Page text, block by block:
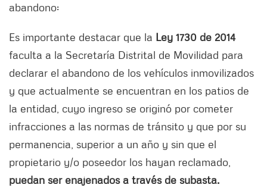
abandono:
Es importante destacar que la Ley 1730 de 2014
faculta a la Secretaría Distrital de Movilidad para
declarar el abandono de los vehículos inmovilizados
y que actualmente se encuentran en los patios de
la entidad, cuyo ingreso se originó por cometer
infracciones a las normas de tránsito y que por su
permanencia, superior a un año y sin que el
propietario y/o poseedor los hayan reclamado,
puedan ser enajenados a través de subasta.